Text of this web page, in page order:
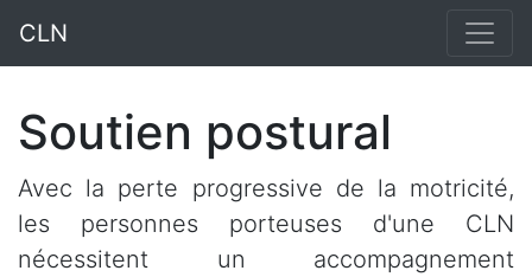
CLN
Soutien postural
Avec la perte progressive de la motricité,
les personnes porteuses d'une CLN
nécessitent un accompagnement